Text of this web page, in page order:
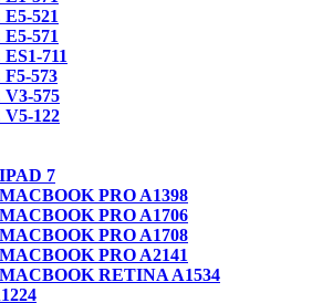
521
571
711
573
575
122
7
PRO A1398
PRO A1706
PRO A1708
PRO A2141
RETINA A1534